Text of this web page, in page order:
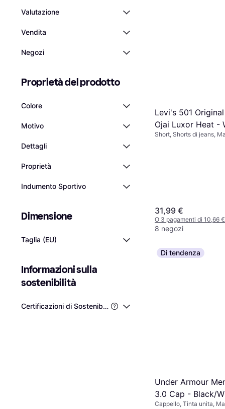
Valutazione
Vendita
Negozi
Proprietà del prodotto
Colore
Motivo
Dettagli
Proprietà
Indumento Sportivo
Dimensione
Taglia (EU)
Informazioni sulla
sostenibilità
Certificazioni di Sostenibilità di Terze Parti
Levi's 501
Ojai Luxor Heat -
Short, Shorts di jeans,
31,99 €
O 3 pagamenti di 10,66
8 negozi
Di tendenza
Under Armour
3.0 Cap - Black/
Cappello, Tinta unita,